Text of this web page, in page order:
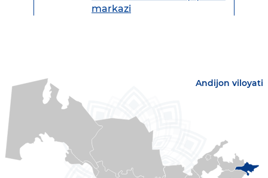
markazi
Andijon viloyati